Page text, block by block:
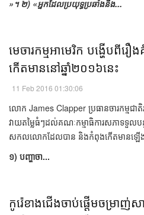
»។ ២) ​«​អ្នក​ដែល​ប្រយុទ្ធ​ប្រឆាំង​នឹង​...
មេ​ចារកម្ម​អាមេរិក​ បង្ហើប​ពី​​
កើត​មាន​នៅ​​​ឆ្នាំ​​២០១៦​​​​​នេះ​​
11 Feb 2016 01:30:06
លោក​ James Clapper ​​ប្រធាន​ចារកម្ម​ជា
វាយ​តម្លៃ​​ធំ​ៗ​ដល់​គណៈកម្មាធិការ​​​សភា​ទទួល​ប
សកល​លោក​ដែល​បាន​ និង​កំពុង​កើត​មាន​ឡើង​
១) ​បញ្ហា​ចា...
កូរ៉េខាងជើង​ចាប់​ផ្ដើម​​ចម្រាញ់​